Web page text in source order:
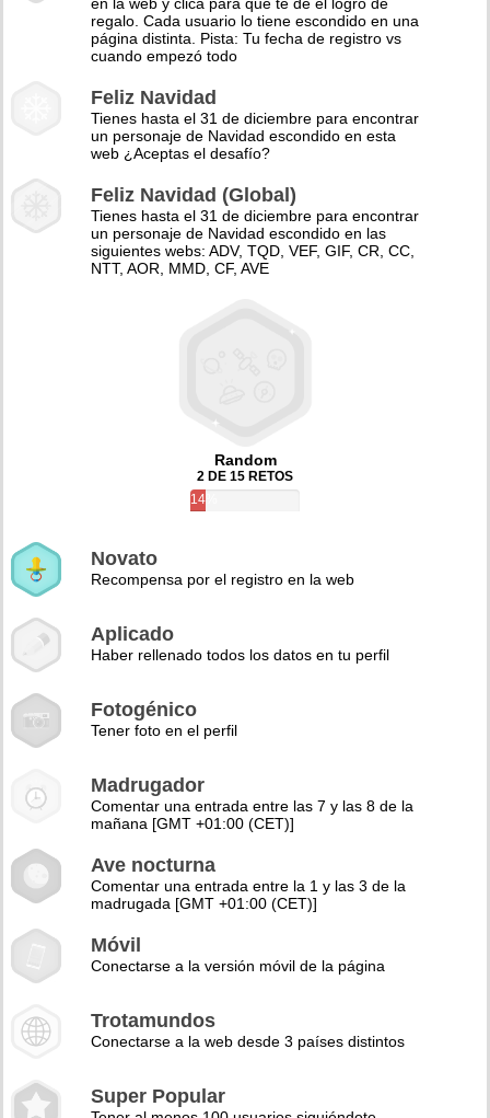
regalo. Cada usuario lo tiene escondido en una
página distinta. Pista: Tu fecha de registro vs
cuando empezó todo
Feliz Navidad
Tienes hasta el 31 de diciembre para encontrar
un personaje de Navidad escondido en esta
web ¿Aceptas el desafío?
Feliz Navidad (Global)
Tienes hasta el 31 de diciembre para encontrar
un personaje de Navidad escondido en las
siguientes webs: ADV, TQD, VEF, GIF, CR, CC,
NTT, AOR, MMD, CF, AVE
Random
2 DE 15 RETOS
14%
Novato
Recompensa por el registro en la web
Aplicado
Haber rellenado todos los datos en tu perfil
Fotogénico
Tener foto en el perfil
Madrugador
Comentar una entrada entre las 7 y las 8 de la
mañana [GMT +01:00 (CET)]
Ave nocturna
Comentar una entrada entre la 1 y las 3 de la
madrugada [GMT +01:00 (CET)]
Móvil
Conectarse a la versión móvil de la página
Trotamundos
Conectarse a la web desde 3 países distintos
Super Popular